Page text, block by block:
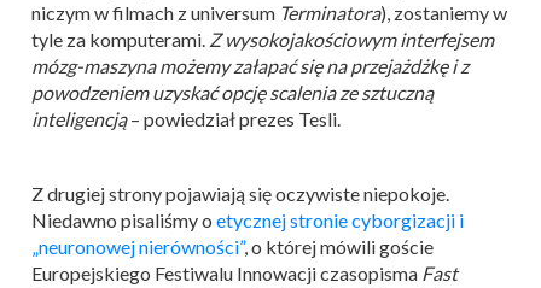
niczym w filmach z universum Terminatora), zostaniemy w
tyle za komputerami. Z wysokojakościowym interfejsem
mózg-maszyna możemy załapać się na przejażdżkę i z
powodzeniem uzyskać opcję scalenia ze sztuczną
inteligencją– powiedział prezes Tesli.
Z drugiej strony pojawiają się oczywiste niepokoje.
Niedawno pisaliśmy o etycznej stronie cyborgizacji i
„neuronowej nierówności”, o której mówili goście
Europejskiego Festiwalu Innowacji czasopisma Fast